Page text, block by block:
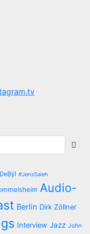
#JensSaleh
Audio-
Berlin Dirk Zöllner
Interview Jazz John